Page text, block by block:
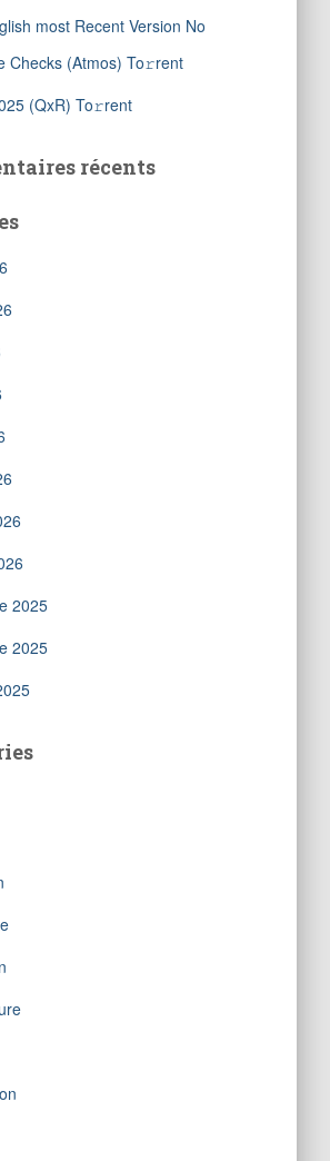
most Recent Version No
Checks (Atmos) To𝚛rent
(QxR) To𝚛rent
récents
2025
2025